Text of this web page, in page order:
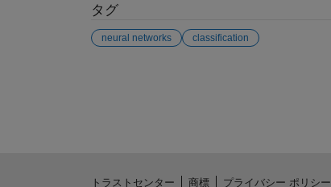
タグ
neural networks classification
トラストセンター 商標 プライバシー ポリシー